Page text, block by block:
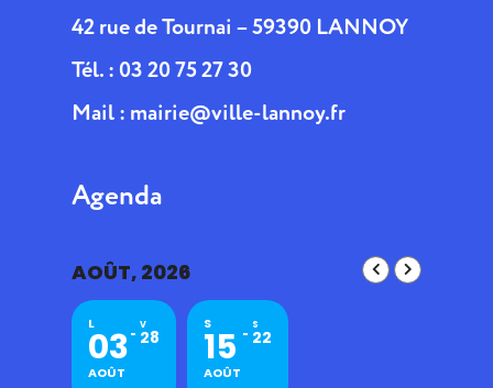
42 rue de Tournai – 59390 LANNOY
Tél. : 03 20 75 27 30
Mail : mairie@ville-lannoy.fr
Agenda
AOÛT, 2026
L
03
AOÛT
V
28
S
15
AOÛT
S
22